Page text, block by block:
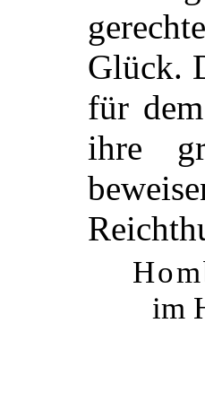
Glück.
für
ihre
im